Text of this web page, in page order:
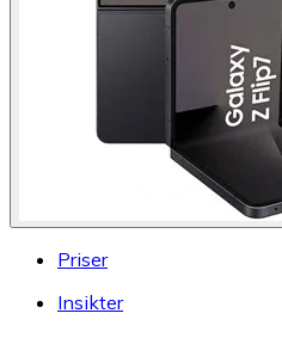
Priser
Insikter